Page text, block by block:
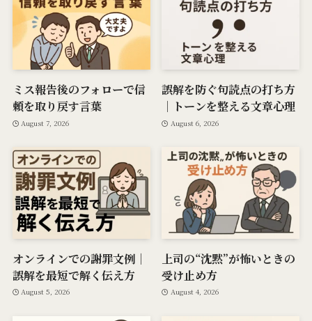
ミス報告後のフォローで信
頼を取り戻す言葉
August 7, 2026
誤解を防ぐ句読点の打ち方
｜トーンを整える文章心理
August 6, 2026
オンラインでの謝罪文例｜
誤解を最短で解く伝え方
August 5, 2026
上司の“沈黙”が怖いときの
受け止め方
August 4, 2026